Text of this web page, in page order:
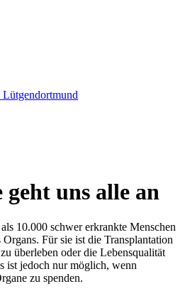
geht uns alle an
10.000 schwer erkrankte Menschen
Für sie ist die Transplantation
überleben oder die Lebensqualität
ist jedoch nur möglich, wenn
zu spenden.